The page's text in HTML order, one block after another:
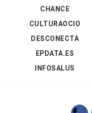
CHANCE
CULTURAOCIO
DESCONECTA
EPDATA.ES
INFOSALUS